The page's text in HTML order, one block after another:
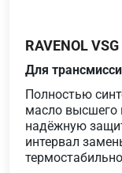
RAVENOL
Для
Полностью
масло высшего
надёжную
интервал